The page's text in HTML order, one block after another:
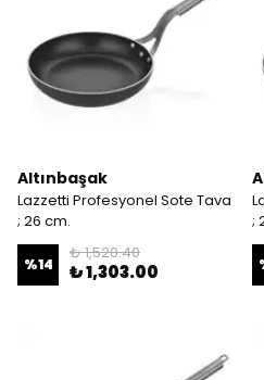
Altınbaşak
Lazzetti Profesyonel Sote Tava
; 26 cm.
%14
₺ 1,520.40
₺ 1,303.00
;